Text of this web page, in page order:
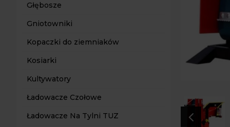
Głębosze
Gniotowniki
Kopaczki do ziemniaków
Kosiarki
Kultywatory
Ładowacze Czołowe
Ładowacze Na Tylni TUZ
4